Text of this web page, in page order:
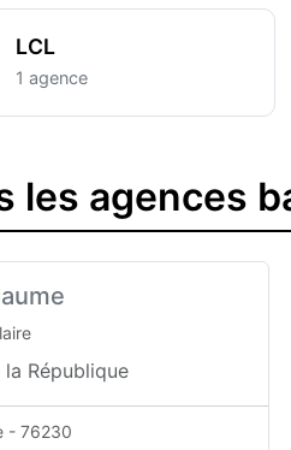
LCL
1 agence
les agences
la République
- 76230